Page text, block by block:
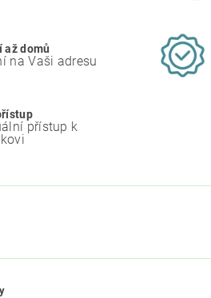
až domů
na Vaši adresu
přístup k